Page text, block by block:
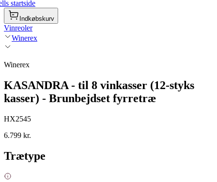
startside
Indkøbskurv
Vinreoler
Winerex
Winerex
KASANDRA - til 8 vinkasser (12-styks
kasser) - Brunbejdset fyrretræ
HX2545
6.799 kr.
Trætype